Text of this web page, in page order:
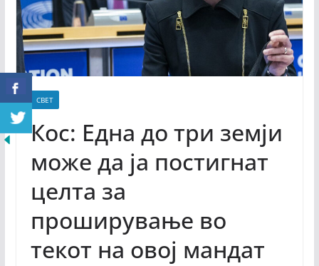
СВЕТ
Кос: Една до три земји
може да ја постигнат
целта за
проширување во
текот на овој мандат